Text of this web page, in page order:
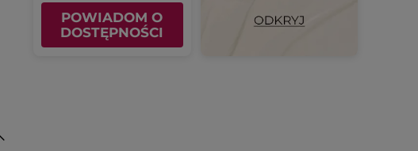
POWIADOM O
DOSTĘPNOŚCI